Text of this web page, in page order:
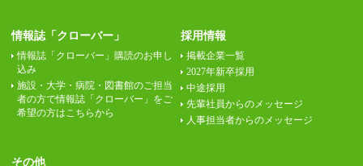
情報誌「クローバー」
情報誌「クローバー」購読のお申し
込み
施設・大学・病院・図書館のご担当
者の方で情報誌「クローバー」をご
希望の方はこちらから
採用情報
掲載企業一覧
2027年新卒採用
中途採用
先輩社員からのメッセージ
人事担当者からのメッセージ
その他